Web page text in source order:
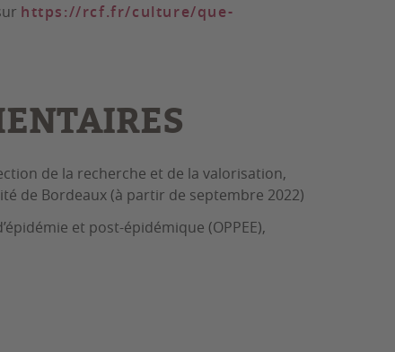
https://rcf.fr/culture/que-
de la recherche et de la valorisation,
de Bordeaux (à partir de septembre 2022)
et post-épidémique (OPPEE),